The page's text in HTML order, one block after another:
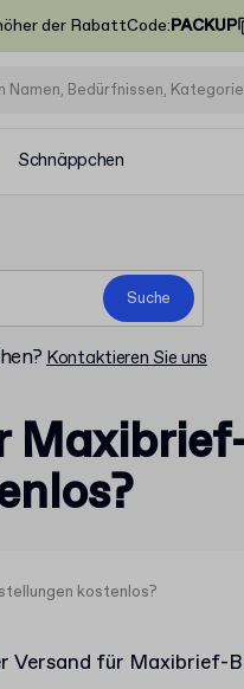
der RabattCode:PACKUP
Schnäppchen
Suche
Kontaktieren Sie uns
kostenlos?
Versand für Maxibrief-